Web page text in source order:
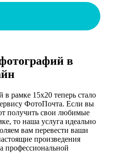
в
в рамке 15х20 теперь стало
ФотоПочта. Если вы
получить свои любимые
то наша услуга идеально
вам перевести ваши
произведения
профессиональной